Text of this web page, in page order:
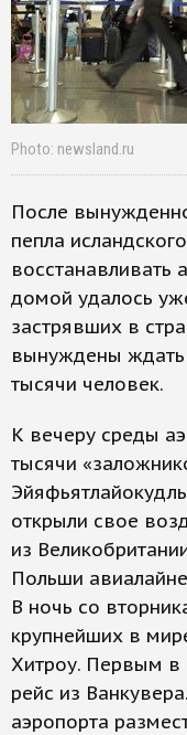
Photo: newsland.ru
После
пепла
восстанавливать
домой удалось
застрявших в
вынуждены ждать
тысячи человек.
К вечеру среды
тысячи
открыли свое
из
Польши
В ночь со
крупнейших в
Хитроу. Первым в
рейс из
аэропорта